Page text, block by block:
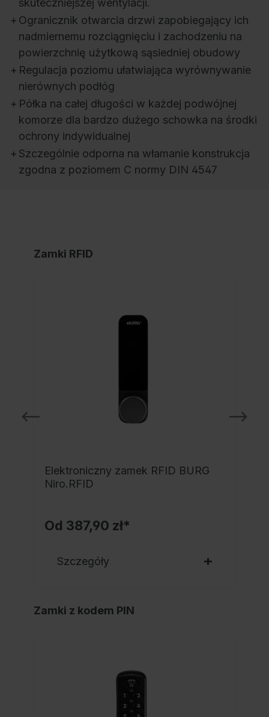
skuteczniejszej wentylacji.
+ Ogranicznik otwarcia drzwi zapobiegający ich
nadmiernemu rozciągnięciu i zachodzeniu na
powierzchnię użytkową sąsiedniej obudowy
+ Regulacja poziomu ułatwiająca wyrównywanie
nierównych podłóg
+ Półka na całej długości w każdej podwójnej
komorze dla bardzo dużego schowka na środki
ochrony indywidualnej
+ Szczególnie odporna na włamanie konstrukcja
zgodna z poziomem C normy DIN 4547
Zamki RFID
Elektroniczny zamek RFID BURG
Niro.RFID
Od 387,90 zł*
Szczegóły
Zamki z kodem PIN